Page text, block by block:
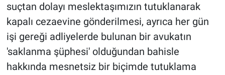
suçtan dolayı meslektaşımızın tutuklanarak
kapalı cezaevine gönderilmesi, ayrıca her gün
işi gereği adliyelerde bulunan bir avukatın
'saklanma şüphesi' olduğundan bahisle
hakkında mesnetsiz bir biçimde tutuklama
Yerel Yaşam
Canlı Yayın